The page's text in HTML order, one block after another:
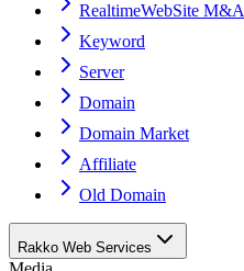
RealtimeWebSite M&A
Keyword
Server
Domain
Domain Market
Affiliate
Old Domain
Rakko Web Services